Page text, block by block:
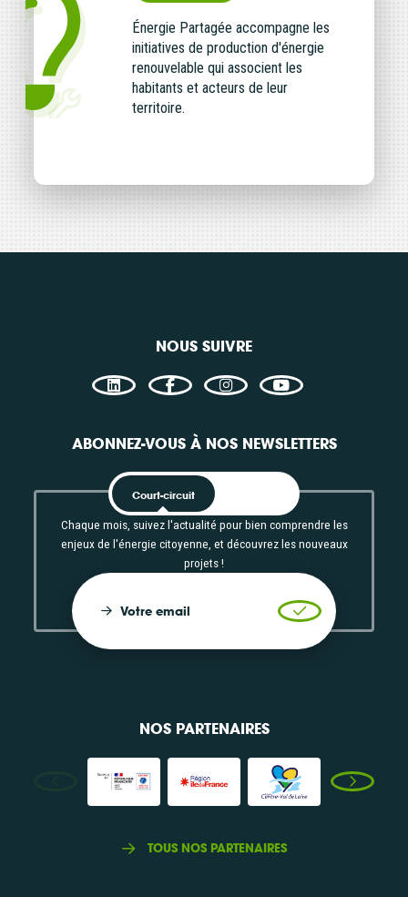
Énergie Partagée accompagne les
initiatives de production d'énergie
renouvelable qui associent les
habitants et acteurs de leur
territoire.
NOUS SUIVRE
ABONNEZ-VOUS À NOS NEWSLETTERS
Court-circuit
Chaque mois, suivez l'actualité pour bien comprendre les
enjeux de l'énergie citoyenne, et découvrez les nouveaux
projets !
Votre email Valider
NOS PARTENAIRES
TOUS NOS PARTENAIRES